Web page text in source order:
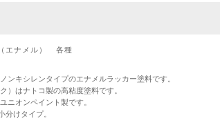
エナメル） 各種
ンキシレンタイプのエナメルラッカー塗料です。
）はナトコ製の高粘度塗料です。
ニオンペイント製です。
分けタイプ。